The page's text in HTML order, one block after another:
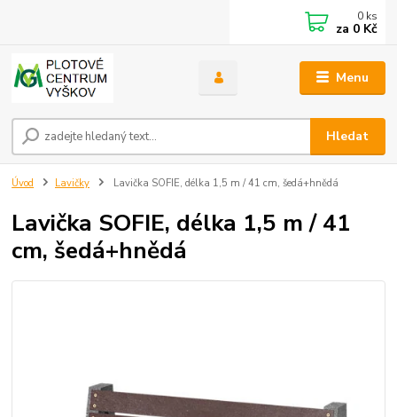
Menu
Hledat
0 ks
za 0 Kč
Úvod Lavičky Lavička SOFIE, délka 1,5 m / 41 cm, šedá+hnědá
Lavička SOFIE, délka 1,5 m / 41
cm, šedá+hnědá